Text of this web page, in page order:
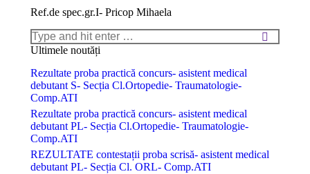
Ref.de spec.gr.I- Pricop Mihaela
Search:
Ultimele noutăți
Rezultate proba practică concurs- asistent medical
debutant S- Secția Cl.Ortopedie- Traumatologie-
Comp.ATI
Rezultate proba practică concurs- asistent medical
debutant PL- Secția Cl.Ortopedie- Traumatologie-
Comp.ATI
REZULTATE contestații proba scrisă- asistent medical
debutant PL- Secția Cl. ORL- Comp.ATI